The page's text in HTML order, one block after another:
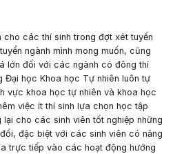
các thí sinh trong đợt xét tuyển
ngành mình mong muốn, cũng
lớn đối với các ngành có đông thí
Đại học Khoa học Tự nhiên luôn tự
vực khoa học tự nhiên và khoa học
việc ít thí sinh lựa chọn học tập
cho các sinh viên tốt nghiệp những
đặc biệt với các sinh viên có năng
trực tiếp vào các hoạt động hướng